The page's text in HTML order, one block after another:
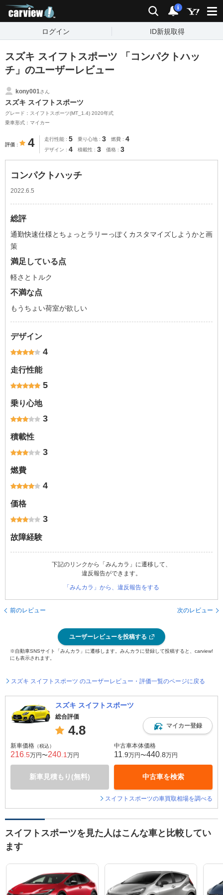
検索 通知
i
ログイン ID新規取得
スズキ スイフトスポーツ 「コンパクトハッ
チ」のユーザーレビュー
kony001さん
スズキ スイフトスポーツ
グレード：スイフトスポーツ(MT_1.4) 2020年式
乗車形式：マイカー
評価 4 走行性能 5 乗り心地 3 燃費 4
デザイン 4 積載性 3 価格 3
コンパクトハッチ
2022.6.5
総評
通勤快速仕様とちょっとラリーっぽくカスタマイズしようかと画
策
満足している点
軽さとトルク
不満な点
もうちょい荷室が欲しい
デザイン
4
走行性能
5
乗り心地
3
積載性
3
燃費
4
価格
3
故障経験
下記のリンクから「みんカラ」に遷移して、
違反報告ができます。
「みんカラ」から、違反報告をする
前のレビュー 次のレビュー
ユーザーレビューを投稿する
※自動車SNSサイト「みんカラ」に遷移します。みんカラに登録して投稿すると、carview!
にも表示されます。
スズキ スイフトスポーツ のユーザーレビュー・評価一覧のページに戻る
スズキ スイフトスポーツ
総合評価
4.8 マイカー登録
新車価格 （税込）
216 .5万円〜240 .1 万円
新車見積もり(無料)
中古車本体価格
11 .9万円〜440 .8万円
中古車を検索
スイフトスポーツの車買取相場を調べる
スイフトスポーツを見た人はこんな車と比較してい
ます